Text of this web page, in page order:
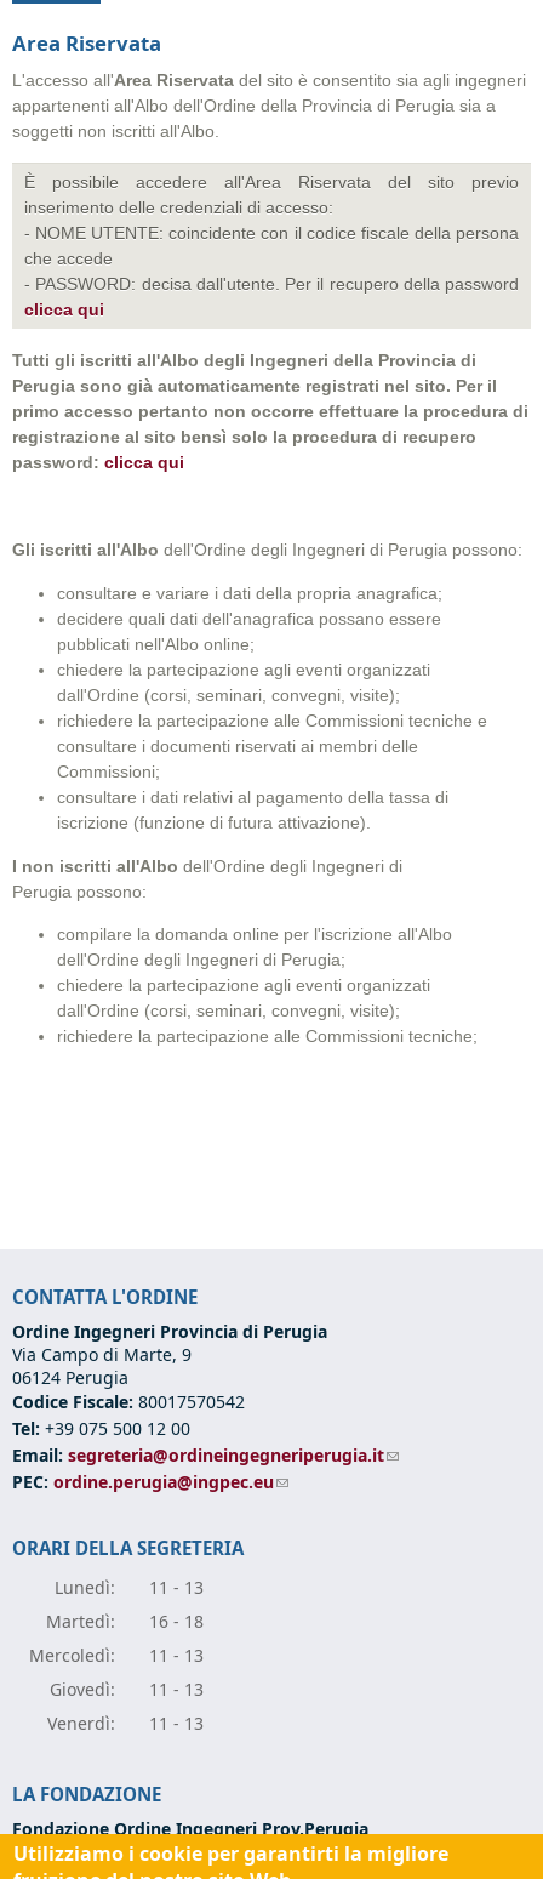
Area Riservata
L'accesso all'Area Riservata del sito è consentito sia agli ingegneri
appartenenti all'Albo dell'Ordine della Provincia di Perugia sia a
soggetti non iscritti all'Albo.
È possibile accedere all'Area Riservata del sito previo
inserimento delle credenziali di accesso:
- NOME UTENTE: coincidente con il codice fiscale della persona
che accede
- PASSWORD: decisa dall'utente. Per il recupero della password
clicca qui
Tutti gli iscritti all'Albo degli Ingegneri della Provincia di
Perugia sono già automaticamente registrati nel sito. Per il
primo accesso pertanto non occorre effettuare la procedura di
registrazione al sito bensì solo la procedura di recupero
password: clicca qui
Gli iscritti all'Albo dell'Ordine degli Ingegneri di Perugia possono:
consultare e variare i dati della propria anagrafica;
decidere quali dati dell'anagrafica possano essere
pubblicati nell'Albo online;
chiedere la partecipazione agli eventi organizzati
dall'Ordine (corsi, seminari, convegni, visite);
richiedere la partecipazione alle Commissioni tecniche e
consultare i documenti riservati ai membri delle
Commissioni;
consultare i dati relativi al pagamento della tassa di
iscrizione (funzione di futura attivazione).
I non iscritti all'Albo dell'Ordine degli Ingegneri di
Perugia possono:
compilare la domanda online per l'iscrizione all'Albo
dell'Ordine degli Ingegneri di Perugia;
chiedere la partecipazione agli eventi organizzati
dall'Ordine (corsi, seminari, convegni, visite);
richiedere la partecipazione alle Commissioni tecniche;
CONTATTA L'ORDINE
Ordine Ingegneri Provincia di Perugia
Via Campo di Marte, 9
06124 Perugia
Codice Fiscale: 80017570542
Tel: +39 075 500 12 00
Email: segreteria@ordineingegneriperugia.it(link sends e-mail)
PEC: ordine.perugia@ingpec.eu(link sends e-mail)
ORARI DELLA SEGRETERIA
Lunedì:
11 - 13
Martedì:
16 - 18
Mercoledì:
11 - 13
Giovedì:
11 - 13
Venerdì: 11 - 13
LA FONDAZIONE
Fondazione Ordine Ingegneri Prov.Perugia
Via Campo di Marte, 9 - 06124 Perugia
Utilizziamo i cookie per garantirti la migliore